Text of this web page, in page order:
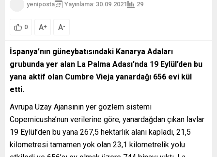
yeniposta Yayınlama: 30.09.2021 29
0 A+ A-
İspanya’nın güneybatısındaki Kanarya Adaları
grubunda yer alan La Palma Adası’nda 19 Eylül’den bu
yana aktif olan Cumbre Vieja yanardağı 656 evi kül
etti.
Avrupa Uzay Ajansının yer gözlem sistemi
Copernicusha’nun verilerine göre, yanardağdan çıkan lavlar
19 Eylül’den bu yana 267,5 hektarlık alanı kapladı, 21,5
kilometresi tamamen yok olan 23,1 kilometrelik yolu